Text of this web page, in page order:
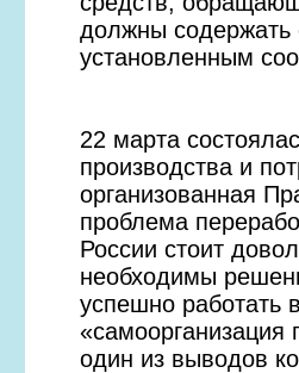
должны содержать
установленным
22 марта
производства и
организованная
проблема
России стоит
необходимы
успешно работать
«самоорганизация
один из выводов